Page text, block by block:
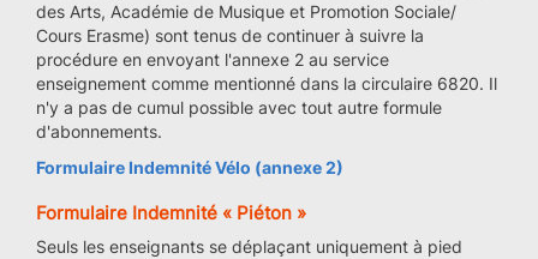
des Arts, Académie de Musique et Promotion Sociale/
Cours Erasme) sont tenus de continuer à suivre la
procédure en envoyant l'annexe 2 au service
enseignement comme mentionné dans la circulaire 6820. Il
n'y a pas de cumul possible avec tout autre formule
d'abonnements.
Formulaire Indemnité Vélo (annexe 2)
Formulaire Indemnité « Piéton »
Seuls les enseignants se déplaçant uniquement à pied